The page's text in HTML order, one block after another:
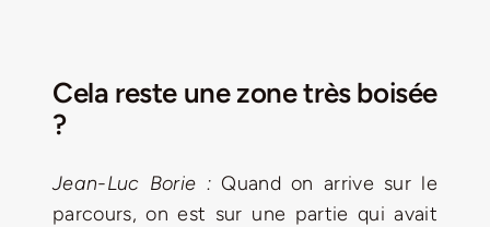
Cela reste une zone très boisée
?
Jean-Luc Borie : Quand on arrive sur le
parcours, on est sur une partie qui avait